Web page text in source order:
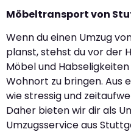
Möbeltransport von
Wenn du einen Umzug
planst, stehst du vor der
Möbel und
Wohnort zu bringen. Aus
wie stressig und
Daher bieten wir dir als
Umzugsservice aus